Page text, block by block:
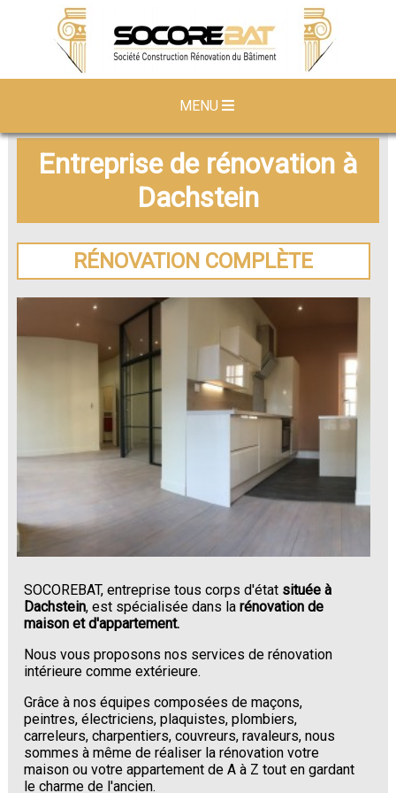
MENU
Entreprise de rénovation à
Dachstein
RÉNOVATION COMPLÈTE
SOCOREBAT, entreprise tous corps d'état située à
Dachstein, est spécialisée dans larénovation de
maison et d'appartement.
Nous vous proposons nos services de rénovation
intérieure comme extérieure.
Grâce à nos équipes composées de maçons,
peintres, électriciens, plaquistes, plombiers,
carreleurs, charpentiers, couvreurs, ravaleurs, nous
sommes à même de réaliser la rénovation votre
maison ou votre appartement de A à Z tout en gardant
le charme de l'ancien.